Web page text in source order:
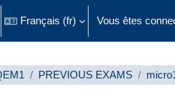
désactiver la saisie de recherche
Français ‎(fr)‎ Vous êtes
PREVIOUS EXAMS